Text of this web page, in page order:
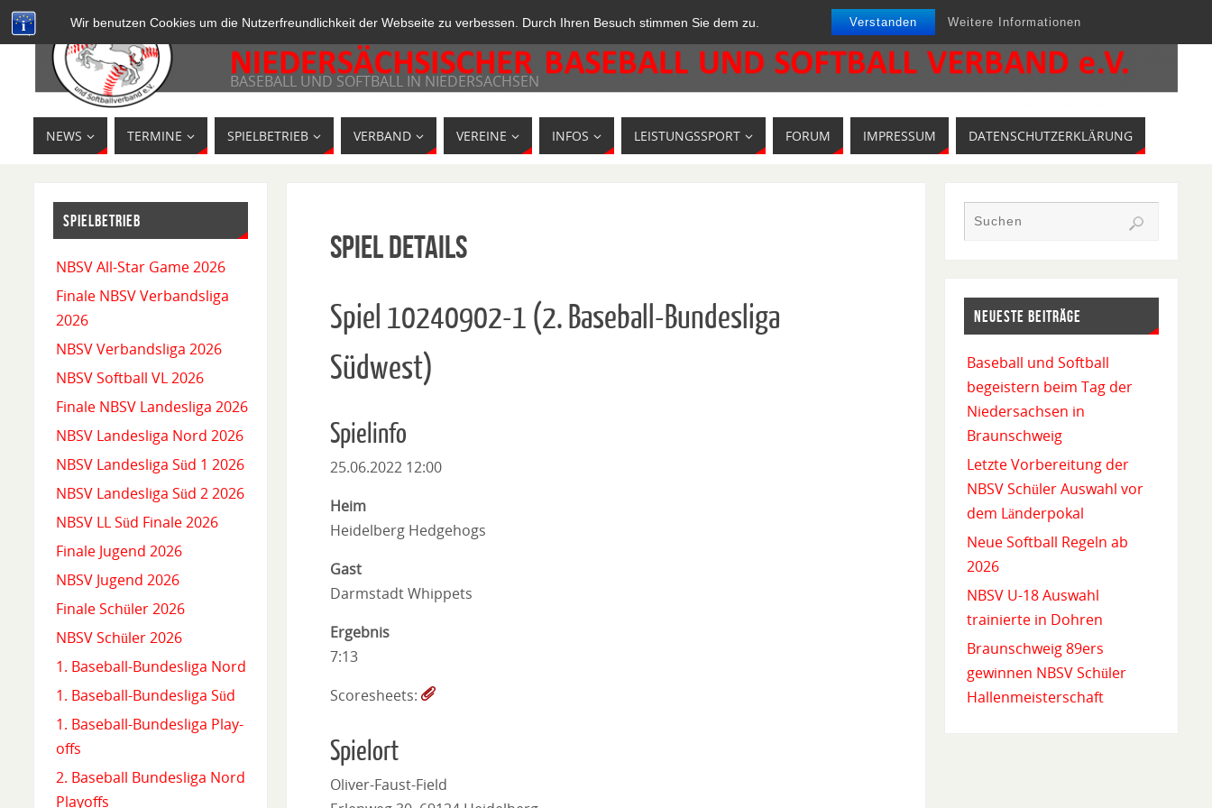
Wir benutzen Cookies um die Nutzerfreundlichkeit der Webseite zu verbessen. Durch Ihren Besuch stimmen Sie dem zu. Verstanden Weitere Informationen
BASEBALL UND SOFTBALL IN NIEDERSACHSEN
NEWS TERMINE SPIELBETRIEB VERBAND VEREINE INFOS LEISTUNGSSPORT FORUM IMPRESSUM DATENSCHUTZERKLÄRUNG
Spiel Details
Spiel 10240902-1 (2. Baseball-Bundesliga
Südwest)
Spielinfo
25.06.2022 12:00
Heim
Heidelberg Hedgehogs
Gast
Darmstadt Whippets
Ergebnis
7:13
Scoresheets:
Spielort
Oliver-Faust-Field
SPIELBETRIEB
NBSV All-Star Game 2026
Finale NBSV Verbandsliga
2026
NBSV Verbandsliga 2026
NBSV Softball VL 2026
Finale NBSV Landesliga 2026
NBSV Landesliga Nord 2026
NBSV Landesliga Süd 1 2026
NBSV Landesliga Süd 2 2026
NBSV LL Süd Finale 2026
Finale Jugend 2026
NBSV Jugend 2026
Finale Schüler 2026
NBSV Schüler 2026
1. Baseball-Bundesliga Nord
1. Baseball-Bundesliga Süd
1. Baseball-Bundesliga Play-
offs
2. Baseball Bundesliga Nord
Playoffs
NEUESTE BEITRÄGE
Baseball und Softball
begeistern beim Tag der
Niedersachsen in
Braunschweig
Letzte Vorbereitung der
NBSV Schüler Auswahl vor
dem Länderpokal
Neue Softball Regeln ab
2026
NBSV U-18 Auswahl
trainierte in Dohren
Braunschweig 89ers
gewinnen NBSV Schüler
Hallenmeisterschaft